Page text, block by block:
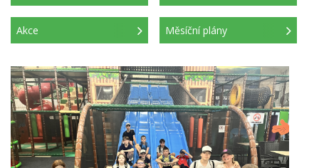
Akce Měsíční plány